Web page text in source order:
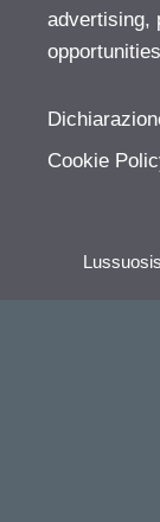
advertising,
Cookie